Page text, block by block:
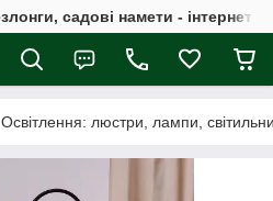
садові намети - інтернет-
Освітлення: люстри, лампи,